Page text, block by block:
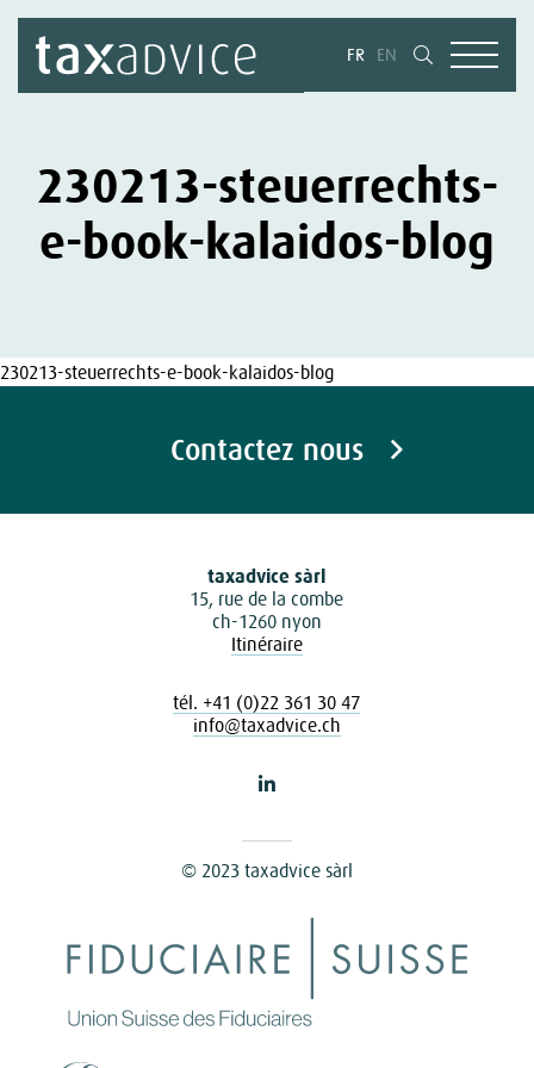
FR EN
230213-steuerrechts-
e-book-kalaidos-blog
230213-steuerrechts-e-book-kalaidos-blog
Contactez nous
taxadvice sàrl
15, rue de la combe
ch-1260 nyon
Itinéraire
tél. +41 (0)22 361 30 47
info@taxadvice.ch
© 2023 taxadvice sàrl